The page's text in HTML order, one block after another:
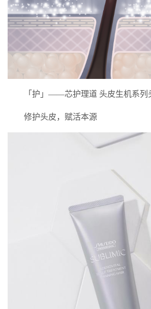
「护」——芯护理道 头皮生机系列
修护头皮，赋活本源